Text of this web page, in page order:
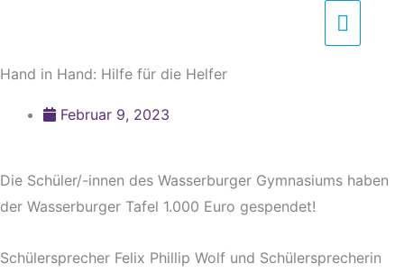
springen
Hand in Hand: Hilfe für die Helfer
Februar 9, 2023
Die Schüler/-innen des Wasserburger Gymnasiums haben
der Wasserburger Tafel 1.000 Euro gespendet!
Schülersprecher Felix Phillip Wolf und Schülersprecherin